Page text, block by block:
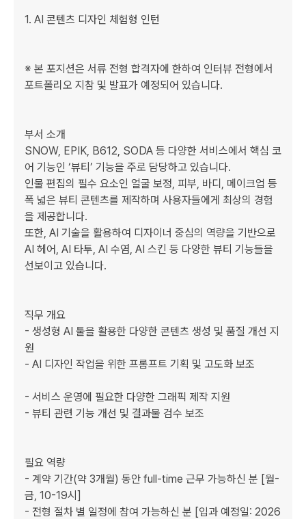
﻿﻿1. ﻿AI 콘텐츠 디자인 체험형 인턴
※ 본 포지션은 서류 전형 합격자에 한하여 인터뷰 전형에서
포트폴리오 지참 및 발표가 예정되어 있습니다.
부서 소개
SNOW, EPIK, B612, SODA 등 다양한 서비스에서 핵심 코
어 기능인 ‘뷰티’ 기능을 주로 담당하고 있습니다.
인물 편집의 필수 요소인 얼굴 보정, 피부, 바디, 메이크업 등
폭 넓은 뷰티 콘텐츠를 제작하며 사용자들에게 최상의 경험
을 제공합니다.
또한, AI 기술을 활용하여 디자이너 중심의 역량을 기반으로
AI 헤어, AI 타투, AI 수염, AI 스킨 등 다양한 뷰티 기능들을
선보이고 있습니다.
직무 개요
- 생성형 AI 툴을 활용한 다양한 콘텐츠 생성 및 품질 개선 지
원
- AI 디자인 작업을 위한 프롬프트 기획 및 고도화 보조
- 서비스 운영에 필요한 다양한 그래픽 제작 지원
- 뷰티 관련 기능 개선 및 결과물 검수 보조
필요 역량
- 계약 기간(약 3개월) 동안 full-time 근무 가능하신 분 [월-
금, 10-19시]
- 전형 절차 별 일정에 참여 가능하신 분 [입과 예정일: 2026